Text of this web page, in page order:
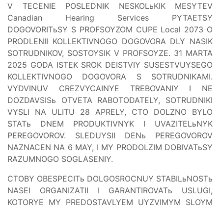
V TECENIE POSLEDNIK NESKOLьKIK MESYTEV
Canadian Hearing Services PYTAETSY
DOGOVORITьSY S PROFSOYZOM CUPE Local 2073 O
PRODLENII KOLLEKTIVNOGO DOGOVORA DLY NASIK
SOTRUDNIKOV, SOSTOYSIK V PROFSOYZE. 31 MARTA
2025 GODA ISTEK SROK DEISTVIY SUSESTVUYSEGO
KOLLEKTIVNOGO DOGOVORA S SOTRUDNIKAMI.
VYDVINUV CREZVYCAINYE TREBOVANIY I NE
DOZDAVSISь OTVETA RABOTODATELY, SOTRUDNIKI
VYSLI NA ULITU 28 APRELY, CTO DOLZNO BYLO
STATь DNEM PRODUKTIVNYK I UVAZITELьNYK
PEREGOVOROV. SLEDUYSII DENь PEREGOVOROV
NAZNACEN NA 6 MAY, I MY PRODOLZIM DOBIVATьSY
RAZUMNOGO SOGLASENIY.
CTOBY OBESPECITь DOLGOSROCNUY STABILьNOSTь
NASEI ORGANIZATII I GARANTIROVATь USLUGI,
KOTORYE MY PREDOSTAVLYEM UYZVIMYM SLOYM